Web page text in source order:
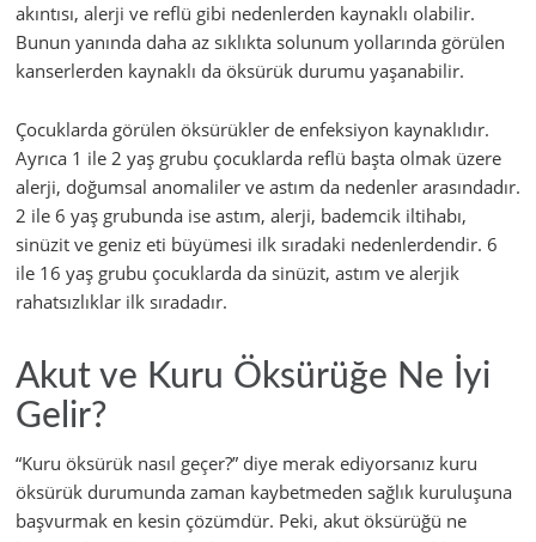
akıntısı, alerji ve reflü gibi nedenlerden kaynaklı olabilir.
Bunun yanında daha az sıklıkta solunum yollarında görülen
kanserlerden kaynaklı da öksürük durumu yaşanabilir.
Çocuklarda görülen öksürükler de enfeksiyon kaynaklıdır.
Ayrıca 1 ile 2 yaş grubu çocuklarda reflü başta olmak üzere
alerji, doğumsal anomaliler ve astım da nedenler arasındadır.
2 ile 6 yaş grubunda ise astım, alerji, bademcik iltihabı,
sinüzit ve geniz eti büyümesi ilk sıradaki nedenlerdendir. 6
ile 16 yaş grubu çocuklarda da sinüzit, astım ve alerjik
rahatsızlıklar ilk sıradadır.
Akut ve Kuru Öksürüğe Ne İyi
Gelir?
“Kuru öksürük nasıl geçer?” diye merak ediyorsanız kuru
öksürük durumunda zaman kaybetmeden sağlık kuruluşuna
başvurmak en kesin çözümdür. Peki, akut öksürüğü ne